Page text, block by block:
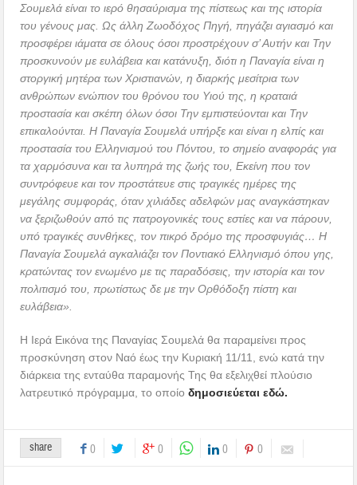
Σουμελά είναι το ιερό θησαύρισμα της πίστεως και της ιστορία
του γένους μας. Ως άλλη Ζωοδόχος Πηγή, πηγάζει αγιασμό και
προσφέρει ιάματα σε όλους όσοι προστρέχουν σ’ Αυτήν και Την
προσκυνούν με ευλάβεια και κατάνυξη, διότι η Παναγία είναι η
στοργική μητέρα των Χριστιανών, η διαρκής μεσίτρια των
ανθρώπων ενώπιον του θρόνου του Υιού της, η κραταιά
προστασία και σκέπη όλων όσοι Την εμπιστεύονται και Την
επικαλούνται. Η Παναγία Σουμελά υπήρξε και είναι η ελπίς και
προστασία του Ελληνισμού του Πόντου, το σημείο αναφοράς για
τα χαρμόσυνα και τα λυπηρά της ζωής του, Εκείνη που τον
συντρόφευε και τον προστάτευε στις τραγικές ημέρες της
μεγάλης συμφοράς, όταν χιλιάδες αδελφών μας αναγκάστηκαν
να ξεριζωθούν από τις πατρογονικές τους εστίες και να πάρουν,
υπό τραγικές συνθήκες, τον πικρό δρόμο της προσφυγιάς… Η
Παναγία Σουμελά αγκαλιάζει τον Ποντιακό Ελληνισμό όπου γης,
κρατώντας τον ενωμένο με τις παραδόσεις, την ιστορία και τον
πολιτισμό του, πρωτίστως δε με την Ορθόδοξη πίστη και
ευλάβεια».
Η Ιερά Εικόνα της Παναγίας Σουμελά θα παραμείνει προς
προσκύνηση στον Ναό έως την Κυριακή 11/11, ενώ κατά την
διάρκεια της ενταύθα παραμονής Της θα εξελιχθεί πλούσιο
λατρευτικό πρόγραμμα, το οποίο δημοσιεύεται εδώ.
share 0 0 0 0